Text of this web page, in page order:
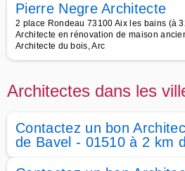
Pierre Negre Architecte
2 place Rondeau 73100 Aix les bains (à
Architecte en rénovation de maison
Architecte du bois, Arc
Architectes dans les
Contactez un bon
de Bavel - 01510 à 2 km